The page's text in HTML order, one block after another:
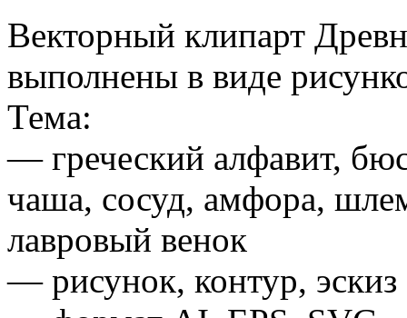
Векторный клипарт
выполнены в виде
Тема:
— греческий алфавит,
чаша, сосуд, амфора,
лавровый венок
— рисунок, контур, эскиз